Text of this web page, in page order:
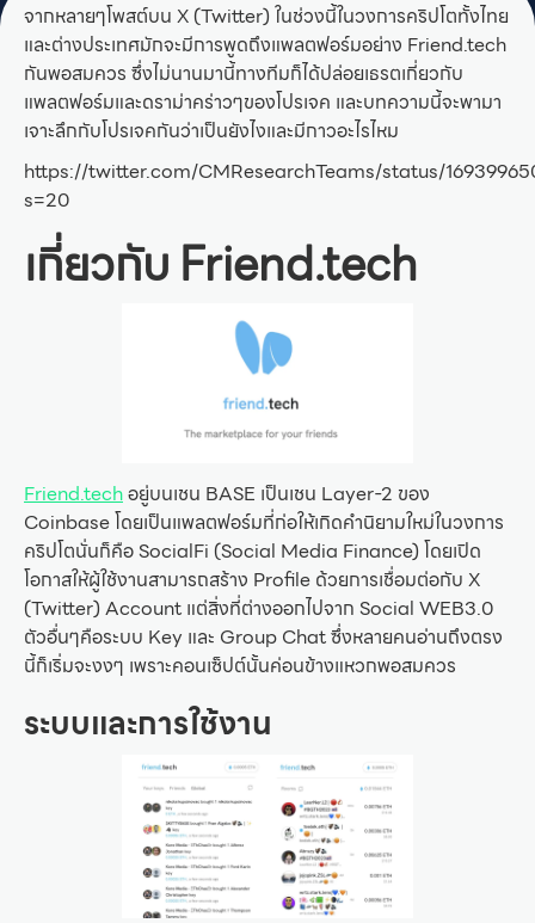
จากหลายๆโพสต์บน X (Twitter) ในช่วงนี้ในวงการคริปโตทั้งไทย
และต่างประเทศมักจะมีการพูดถึงแพลตฟอร์มอย่าง Friend.tech
กันพอสมควร ซึ่งไม่นานมานี้ทางทีมก็ได้ปล่อยเธรตเกี่ยวกับ
แพลตฟอร์มและดราม่าคร่าวๆของโปรเจค และบทความนี้จะพามา
เจาะลึกกับโปรเจคกันว่าเป็นยังไงและมีกาวอะไรไหม
https://twitter.com/CMResearchTeams/status/
s=20
เกี่ยวกับ Friend.tech
Friend.techอยู่บนเชน BASE เป็นเชน Layer-2 ของ
Coinbase โดยเป็นแพลตฟอร์มที่ก่อให้เกิดคำนิยามใหม่ในวงการ
คริปโตนั่นก็คือ SocialFi (Social Media Finance) โดยเปิด
โอกาสให้ผู้ใช้งานสามารถสร้าง Profile ด้วยการเชื่อมต่อกับ X
(Twitter) Account แต่สิ่งที่ต่างออกไปจาก Social WEB3.0
ตัวอื่นๆคือระบบ Key และ Group Chat ซึ่งหลายคนอ่านถึงตรง
นี้ก็เริ่มจะงงๆ เพราะคอนเซ็ปต์นั้นค่อนข้างแหวกพอสมควร
ระบบและการใช้งาน